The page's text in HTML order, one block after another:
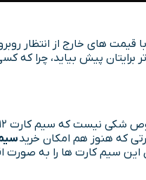
قیمت های خارج از انتظار
سیم
سیم کارت ها را به صورت